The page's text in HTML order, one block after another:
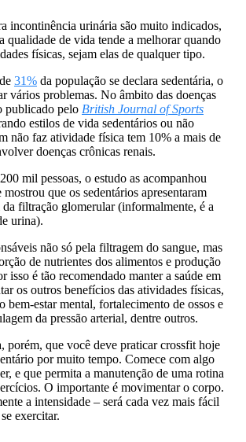
incontinência urinária são muito indicados,
qualidade de vida tende a melhorar quando
físicas, sejam elas de qualquer tipo.
31% da população se declara sedentária, o
vários problemas. No âmbito das doenças
publicado pelo British Journal of Sports
estilos de vida sedentários ou não
não faz atividade física tem 10% a mais de
doenças crônicas renais.
mil pessoas, o estudo as acompanhou
que os sedentários apresentaram
da filtração glomerular (informalmente, é a
urina).
não só pela filtragem do sangue, mas
de nutrientes dos alimentos e produção
isso é tão recomendado manter a saúde em
os outros benefícios das atividades físicas,
bem-estar mental, fortalecimento de ossos e
da pressão arterial, dentre outros.
porém, que você deve praticar crossfit hoje
por muito tempo. Comece com algo
e que permita a manutenção de uma rotina
O importante é movimentar o corpo.
a intensidade – será cada vez mais fácil
exercitar.